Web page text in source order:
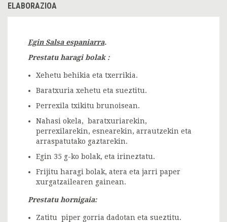
ELABORAZIOA
Egin Salsa espaniarra.
Prestatu haragi bolak :
Xehetu behikia eta txerrikia.
Baratxuria xehetu eta sueztitu.
Perrexila txikitu brunoisean.
Nahasi okela, baratxuriarekin,
perrexilarekin, esnearekin, arrautzekin eta
arraspatutako gaztarekin.
Egin 35 g-ko bolak, eta irineztatu.
Frijitu haragi bolak, atera eta jarri paper
xurgatzailearen gainean.
Prestatu hornigaia:
Zatitu piper gorria dadotan eta sueztitu.